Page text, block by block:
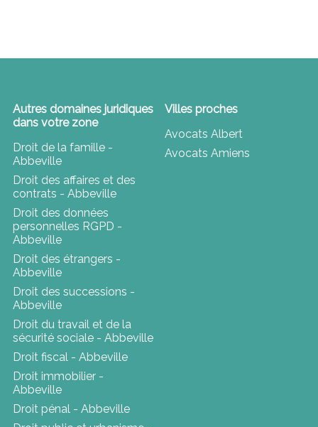
Autres domaines juridiques
dans votre zone
Droit de la famille -
Abbeville
Droit des affaires et des
contrats - Abbeville
Droit des données
personnelles RGPD -
Abbeville
Droit des étrangers -
Abbeville
Droit des successions -
Abbeville
Droit du travail et de la
sécurité sociale - Abbeville
Droit fiscal - Abbeville
Droit immobilier -
Abbeville
Droit pénal - Abbeville
Villes proches
Avocats Albert
Avocats Amiens